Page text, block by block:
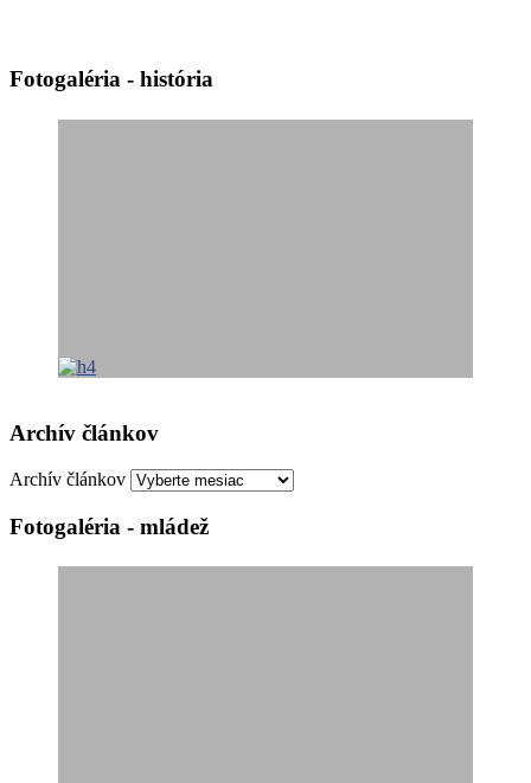
Fotogaléria - história
Archív článkov
Archív článkov
Fotogaléria - mládež